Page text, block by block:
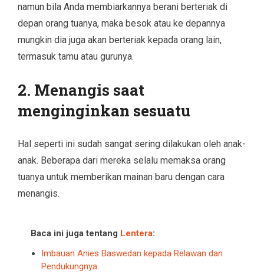
namun bila Anda membiarkannya berani berteriak di
depan orang tuanya, maka besok atau ke depannya
mungkin dia juga akan berteriak kepada orang lain,
termasuk tamu atau gurunya.
2. Menangis saat
menginginkan sesuatu
Hal seperti ini sudah sangat sering dilakukan oleh anak-
anak. Beberapa dari mereka selalu memaksa orang
tuanya untuk memberikan mainan baru dengan cara
menangis.
Baca ini juga tentang Lentera:
Imbauan Anies Baswedan kepada Relawan dan
Pendukungnya